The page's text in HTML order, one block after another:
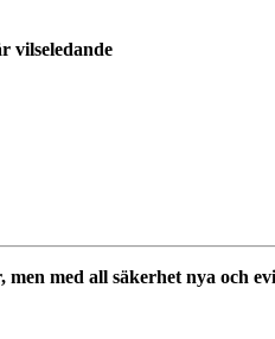
vilseledande
med all säkerhet nya och